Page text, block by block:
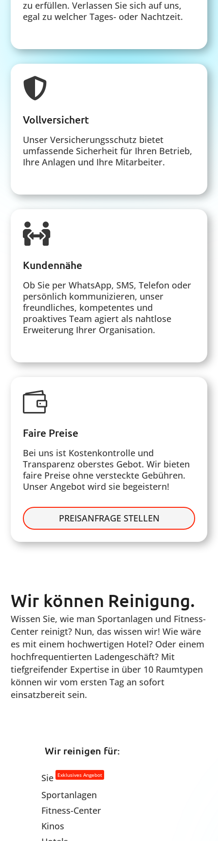
zu erfüllen. Verlassen Sie sich auf uns,
egal zu welcher Tages- oder Nachtzeit.

Vollversichert
Unser Versicherungsschutz bietet
umfassende Sicherheit für Ihren Betrieb,
Ihre Anlagen und Ihre Mitarbeiter.

Kundennähe
Ob Sie per WhatsApp, SMS, Telefon oder
persönlich kommunizieren, unser
freundliches, kompetentes und
proaktives Team agiert als nahtlose
Erweiterung Ihrer Organisation.

Faire Preise
Bei uns ist Kostenkontrolle und
Transparenz oberstes Gebot. Wir bieten
faire Preise ohne versteckte Gebühren.
Unser Angebot wird sie begeistern!
PREISANFRAGE STELLEN
Wir können Reinigung.
Wissen Sie, wie man Sportanlagen und Fitness-
Center reinigt? Nun, das wissen wir! Wie wäre
es mit einem hochwertigen Hotel? Oder einem
hochfrequentierten Ladengeschäft? Mit
tiefgreifender Expertise in über 10 Raumtypen
können wir vom ersten Tag an sofort
einsatzbereit sein.
Sie Exklusives Angebot
Sportanlagen
Fitness-Center
Kinos
Hotels
Restaurants